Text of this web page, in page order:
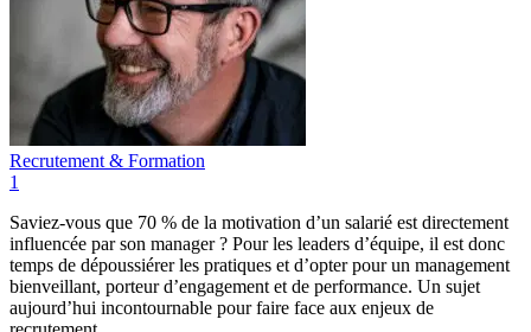
Recrutement & Formation
1
Saviez-vous que 70 % de la motivation d’un salarié est directement
influencée par son manager ? Pour les leaders d’équipe, il est donc
temps de dépoussiérer les pratiques et d’opter pour un management
bienveillant, porteur d’engagement et de performance. Un sujet
aujourd’hui incontournable pour faire face aux enjeux de